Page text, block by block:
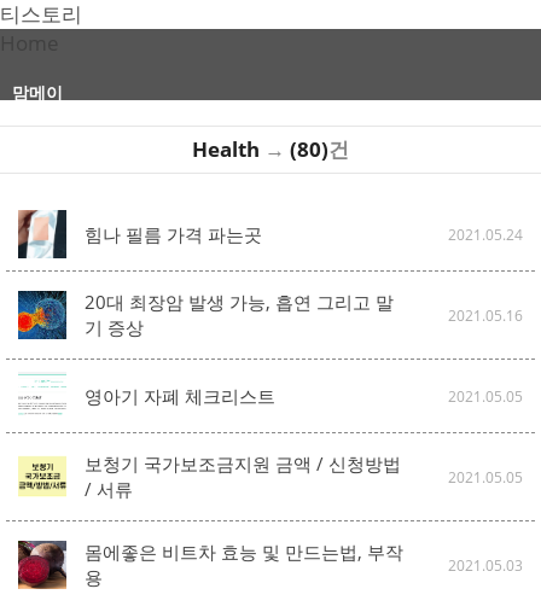
티스토리
맘메이
Health → (80)건
힘나 필름 가격 파는곳 2021.05.24
20대 최장암 발생 가능, 흡연 그리고 말
기 증상
2021.05.16
영아기 자폐 체크리스트 2021.05.05
보청기 국가보조금지원 금액 / 신청방법
/ 서류
2021.05.05
몸에좋은 비트차 효능 및 만드는법, 부작
용
2021.05.03